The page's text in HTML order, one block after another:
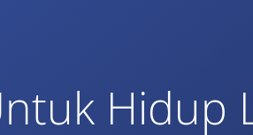
Hidup